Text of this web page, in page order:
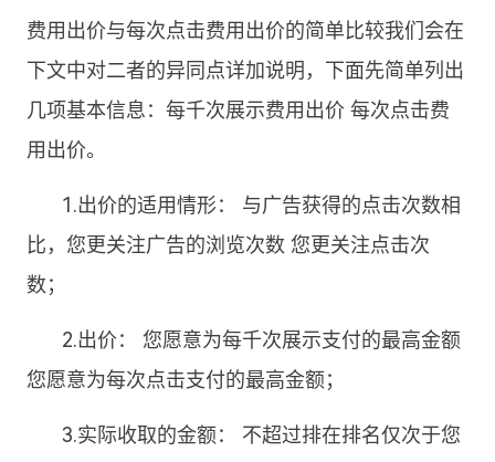
费用出价与每次点击费用出价的简单比较我们会在
下文中对二者的异同点详加说明，下面先简单列出
几项基本信息：每千次展示费用出价 每次点击费
用出价。
1.出价的适用情形： 与广告获得的点击次数相
比，您更关注广告的浏览次数 您更关注点击次
数；
2.出价： 您愿意为每千次展示支付的最高金额
您愿意为每次点击支付的最高金额；
3.实际收取的金额： 不超过排在排名仅次于您